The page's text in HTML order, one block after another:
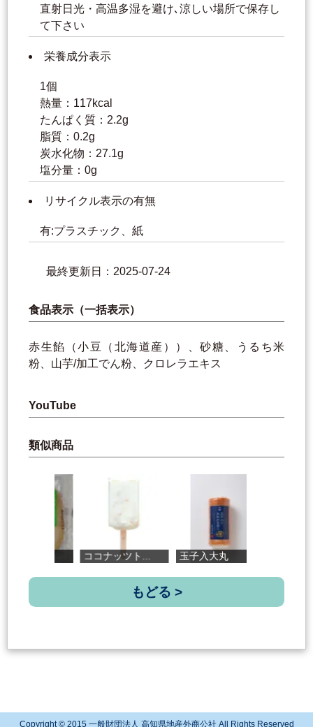
直射日光・高温多湿を避け､涼しい場所で保存し
て下さい
栄養成分表示
1個
熱量：117kcal
たんぱく質：2.2g
脂質：0.2g
炭水化物：27.1g
塩分量：0g
リサイクル表示の有無
有:プラスチック、紙
最終更新日：2025-07-24
食品表示（一括表示）
赤生餡（小豆（北海道産））、砂糖、うるち米
粉、山芋/加工でん粉、クロレラエキス
YouTube
類似商品
ココナッツト... 玉子入大丸 西島すいかパ...
もどる >
Copyright © 2015 一般財団法人 高知県地産外商公社 All Rights Reserved